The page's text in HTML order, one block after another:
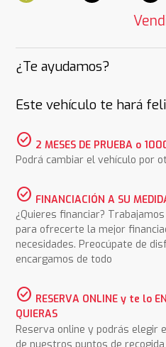
¿Te ayudamos?
Este vehículo te hará
check_circle 2 MESES DE PRUEBA o
Podrá cambiar el vehículo por
check_circle FINANCIACIÓN A SU
¿Quieres financiar?
para ofrecerte la mejor
necesidades. Preocúpate de
encargamos de todo
check_circle RESERVA ONLINE y te lo
QUIERAS
Reserva online y podrás elegir